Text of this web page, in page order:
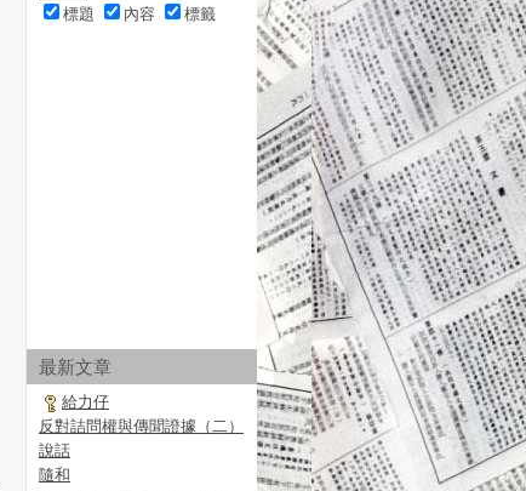
標題 內容 標籤
最新文章
給力仔
反對詰問權與傳聞證據（二）
說話
隨和